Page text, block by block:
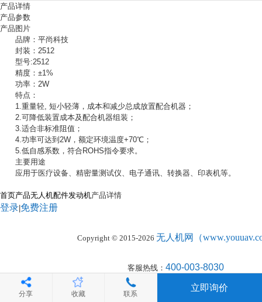
产品详情
产品参数
产品图片
品牌：平尚科技
封装：2512
型号:2512
精度：±1%
功率：2W
特点：
1.重量轻, 短小轻薄，成本和减少总成放置配合机器；
2.可降低装置成本及配合机器组装；
3.适合非标准阻值；
4.功率可达到2W，额定环境温度+70℃；
5.低自感系数，符合ROHS指令要求。
主要用途
应用于医疗设备、精密量测试仪、电子通讯、转换器、印表机等。
首页产品无人机配件发动机产品详情
登录 免费注册
Copyright © 2015-2026 无人机网（
客服热线： 400-003-8030
关于我们
分享 收藏 联系
立即询价